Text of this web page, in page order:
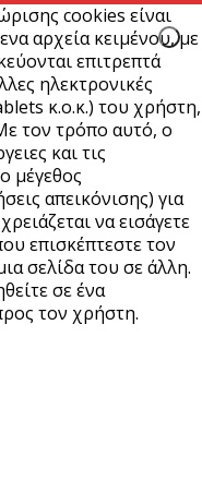
cookies είναι
αρχεία κειμένου, με
επιτρεπτά
ηλεκτρονικές
κ.ο.κ.) του χρήστη,
τον τρόπο αυτό, ο
και τις
μέγεθος
απεικόνισης) για
να εισάγετε
επισκέπτεστε τον
σελίδα του σε άλλη.
σε ένα
τον χρήστη.